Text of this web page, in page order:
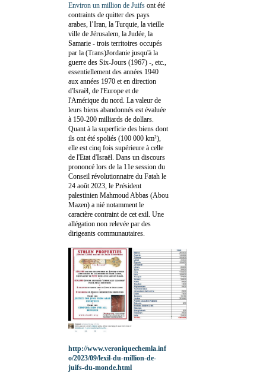
Environ un million de Juifs ont été
contraints de quitter des pays
arabes, l’Iran, la Turquie, la vieille
ville de Jérusalem, la Judée, la
Samarie - trois territoires occupés
par la (Trans)Jordanie jusqu'à la
guerre des Six-Jours (1967) -, etc.,
essentiellement des années 1940
aux années 1970 et en direction
d'Israël, de l'Europe et de
l'Amérique du nord. La valeur de
leurs biens abandonnés est évaluée
à 150-200 milliards de dollars.
Quant à la superficie des biens dont
ils ont été spoliés (100 000 km²),
elle est cinq fois supérieure à celle
de l'Etat d'Israël. Dans un discours
prononcé lors de la 11e session du
Conseil révolutionnaire du Fatah le
24 août 2023, le Président
palestinien Mahmoud Abbas (Abou
Mazen) a nié notamment le
caractère contraint de cet exil. Une
allégation non relevée par des
dirigeants communautaires.
http://www.veroniquechemla.inf
o/2023/09/lexil-du-million-de-
juifs-du-monde.html